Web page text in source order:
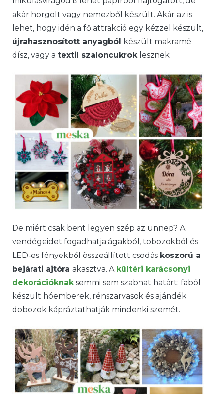
akár horgolt vagy nemezből készült. Akár az is
lehet, hogy idén a fő attrakció egy kézzel készült,
újrahasznosított anyagból
készült makramé
dísz, vagy a textil szaloncukrok lesznek.
De miért csak bent legyen szép az ünnep? A
vendégeidet fogadhatja ágakból, tobozokból és
LED-es fényekből összeállított csodás koszorú a
bejárati ajtóra akasztva. A kültéri karácsonyi
dekorációknak semmi sem szabhat határt: fából
készült hóemberek, rénszarvasok és ajándék
dobozok kápráztathatják mindenki szemét.